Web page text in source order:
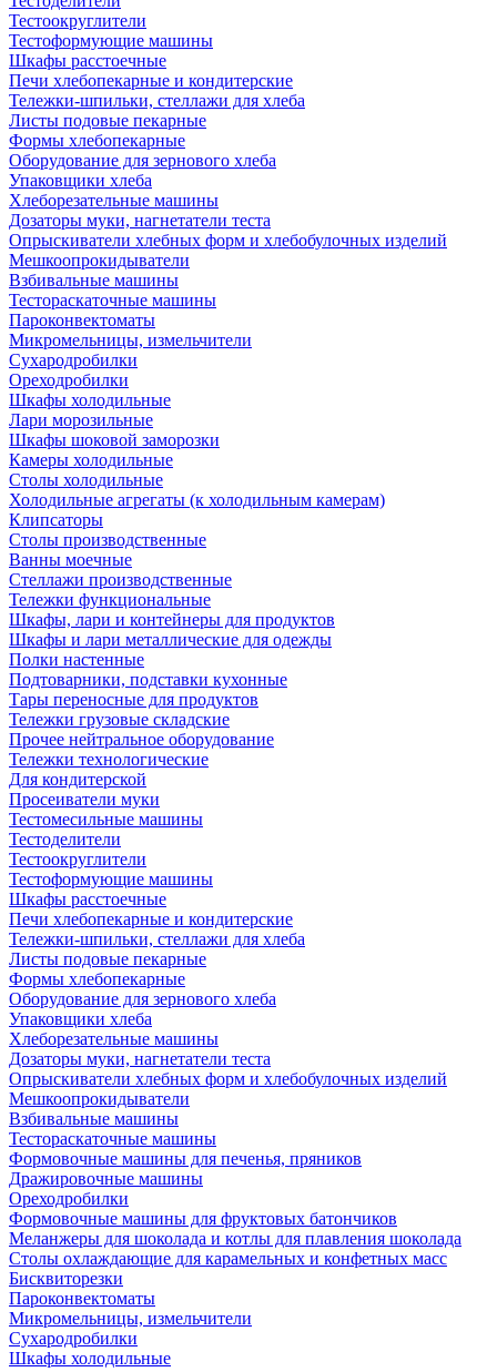
Тестоокруглители
Тестоформующие машины
Шкафы расстоечные
Печи хлебопекарные и кондитерские
Тележки-шпильки, стеллажи для хлеба
Листы подовые пекарные
Формы хлебопекарные
Оборудование для зернового хлеба
Упаковщики хлеба
Хлеборезательные машины
Дозаторы муки, нагнетатели теста
Опрыскиватели хлебных форм и хлебобулочных изделий
Мешкоопрокидыватели
Взбивальные машины
Тестораскаточные машины
Пароконвектоматы
Микромельницы, измельчители
Сухародробилки
Ореходробилки
Шкафы холодильные
Лари морозильные
Шкафы шоковой заморозки
Камеры холодильные
Столы холодильные
Холодильные агрегаты (к холодильным камерам)
Клипсаторы
Столы производственные
Ванны моечные
Стеллажи производственные
Тележки функциональные
Шкафы, лари и контейнеры для продуктов
Шкафы и лари металлические для одежды
Полки настенные
Подтоварники, подставки кухонные
Тары переносные для продуктов
Тележки грузовые складские
Прочее нейтральное оборудование
Тележки технологические
Для кондитерской
Просеиватели муки
Тестомесильные машины
Тестоделители
Тестоокруглители
Тестоформующие машины
Шкафы расстоечные
Печи хлебопекарные и кондитерские
Тележки-шпильки, стеллажи для хлеба
Листы подовые пекарные
Формы хлебопекарные
Оборудование для зернового хлеба
Упаковщики хлеба
Хлеборезательные машины
Дозаторы муки, нагнетатели теста
Опрыскиватели хлебных форм и хлебобулочных изделий
Мешкоопрокидыватели
Взбивальные машины
Тестораскаточные машины
Формовочные машины для печенья, пряников
Дражировочные машины
Ореходробилки
Формовочные машины для фруктовых батончиков
Меланжеры для шоколада и котлы для плавления шоколада
Столы охлаждающие для карамельных и конфетных масс
Бисквиторезки
Пароконвектоматы
Микромельницы, измельчители
Сухародробилки
Шкафы холодильные